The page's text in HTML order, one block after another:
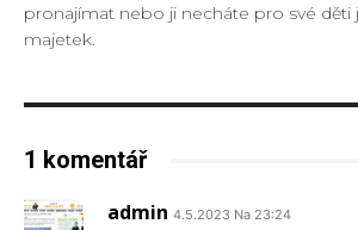
pronajímat nebo ji necháte pro své děti
majetek.
1 komentář
admin 4.5.2023 Na 23:24